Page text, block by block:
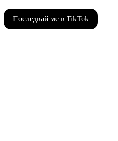
Последвай ме в TikTok